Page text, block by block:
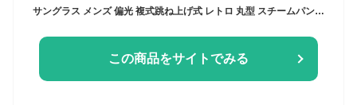
サングラス メンズ 偏光 複式跳ね上げ式 レトロ 丸型 スチームパンク風 9段階減光機能付き 調整可能 視界クリア 釣り ドライブ アウトドア 紫外線カット 収納ケース付き 多機能 おしゃれ
この商品をサイトでみる